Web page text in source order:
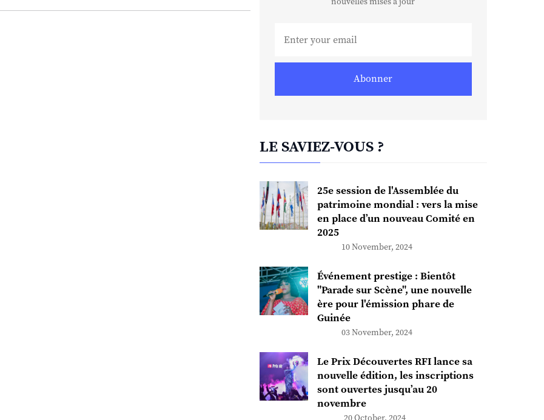
Abonner
LE SAVIEZ-VOUS ?
25e session de l'Assemblée du
patrimoine mondial : vers la mise
en place d’un nouveau Comité en
2025
10 November, 2024
Événement prestige : Bientôt
"Parade sur Scène", une nouvelle
ère pour l'émission phare de
Guinée
03 November, 2024
Le Prix Découvertes RFI lance sa
nouvelle édition, les inscriptions
sont ouvertes jusqu’au 20
novembre